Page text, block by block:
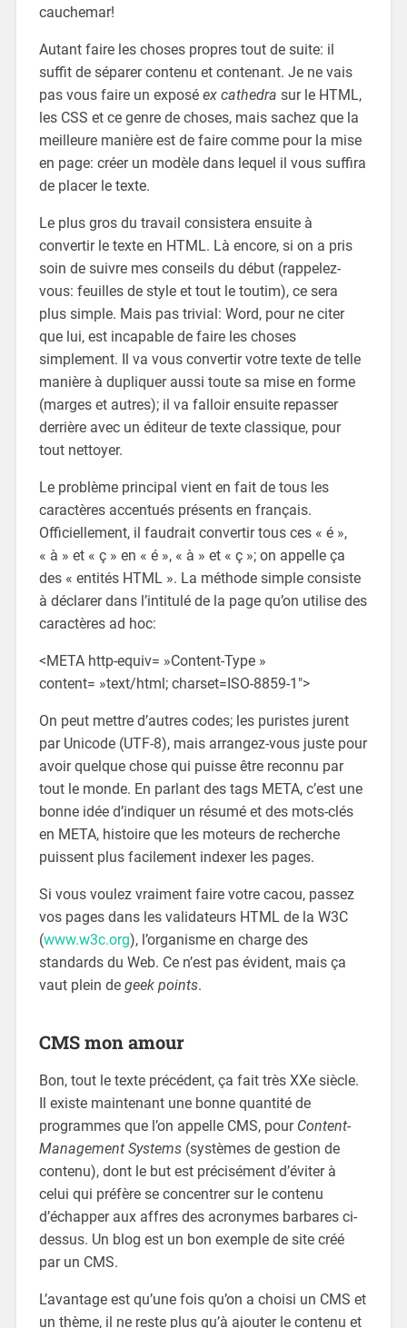
cauchemar!
Autant faire les choses propres tout de suite: il
suffit de séparer contenu et contenant. Je ne vais
pas vous faire un exposé ex cathedra sur le HTML,
les CSS et ce genre de choses, mais sachez que la
meilleure manière est de faire comme pour la mise
en page: créer un modèle dans lequel il vous suffira
de placer le texte.
Le plus gros du travail consistera ensuite à
convertir le texte en HTML. Là encore, si on a pris
soin de suivre mes conseils du début (rappelez-
vous: feuilles de style et tout le toutim), ce sera
plus simple. Mais pas trivial: Word, pour ne citer
que lui, est incapable de faire les choses
simplement. Il va vous convertir votre texte de telle
manière à dupliquer aussi toute sa mise en forme
(marges et autres); il va falloir ensuite repasser
derrière avec un éditeur de texte classique, pour
tout nettoyer.
Le problème principal vient en fait de tous les
caractères accentués présents en français.
Officiellement, il faudrait convertir tous ces « é »,
« à » et « ç » en « é », « à » et « ç »; on appelle ça
des « entités HTML ». La méthode simple consiste
à déclarer dans l’intitulé de la page qu’on utilise des
caractères ad hoc:
<META http-equiv= »Content-Type »
content= »text/html; charset=ISO-8859-1″>
On peut mettre d’autres codes; les puristes jurent
par Unicode (UTF-8), mais arrangez-vous juste pour
avoir quelque chose qui puisse être reconnu par
tout le monde. En parlant des tags META, c’est une
bonne idée d’indiquer un résumé et des mots-clés
en META, histoire que les moteurs de recherche
puissent plus facilement indexer les pages.
Si vous voulez vraiment faire votre cacou, passez
vos pages dans les validateurs HTML de la W3C
(www.w3c.org), l’organisme en charge des
standards du Web. Ce n’est pas évident, mais ça
vaut plein de geek points.
CMS mon amour
Bon, tout le texte précédent, ça fait très XXe siècle.
Il existe maintenant une bonne quantité de
programmes que l’on appelle CMS, pour Content-
Management Systems(systèmes de gestion de
contenu), dont le but est précisément d’éviter à
celui qui préfère se concentrer sur le contenu
d’échapper aux affres des acronymes barbares ci-
dessus. Un blog est un bon exemple de site créé
par un CMS.
L’avantage est qu’une fois qu’on a choisi un CMS et
un thème, il ne reste plus qu’à ajouter le contenu et